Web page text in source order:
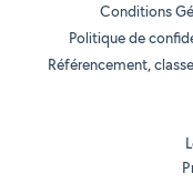
Conditions
Politique de
Référencement,